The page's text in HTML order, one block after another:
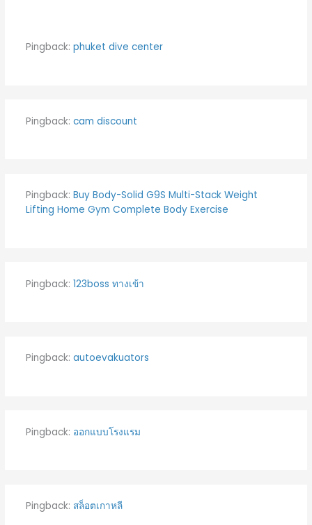
Pingback: phuket dive center
Pingback: cam discount
Pingback: Buy Body-Solid G9S Multi-Stack Weight
Lifting Home Gym Complete Body Exercise
Pingback: 123boss ทางเข้า
Pingback: autoevakuators
Pingback: ออกแบบโรงแรม
Pingback: สล็อตเกาหลี